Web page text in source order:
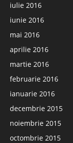
iulie 2016
iunie 2016
mai 2016
aprilie 2016
martie 2016
februarie 2016
ianuarie 2016
decembrie 2015
noiembrie 2015
octombrie 2015